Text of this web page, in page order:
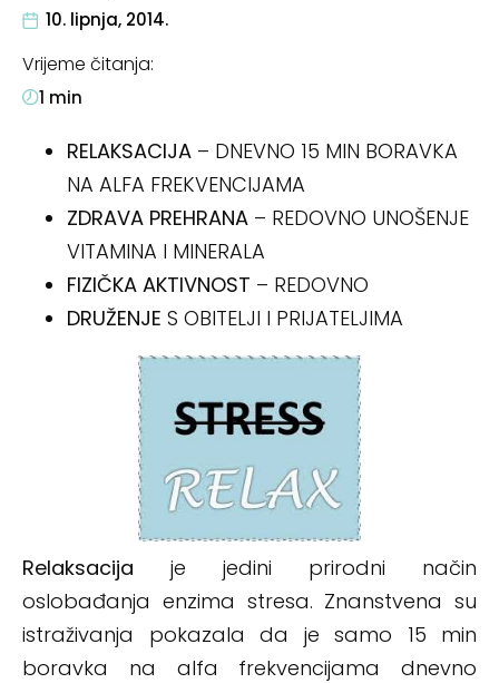
10. lipnja, 2014.
Vrijeme čitanja:
1 min
RELAKSACIJA – DNEVNO 15 MIN BORAVKA
NA ALFA FREKVENCIJAMA
ZDRAVA PREHRANA – REDOVNO UNOŠENJE
VITAMINA I MINERALA
FIZIČKA AKTIVNOST – REDOVNO
DRUŽENJE S OBITELJI I PRIJATELJIMA
Relaksacija je jedini prirodni način
oslobađanja enzima stresa. Znanstvena su
istraživanja pokazala da je samo 15 min
boravka na alfa frekvencijama dnevno